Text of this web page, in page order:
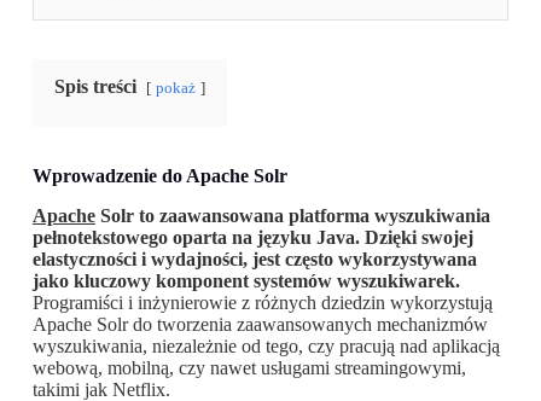
Spis treści pokaż
Wprowadzenie do Apache Solr
ApacheSolr to zaawansowana platforma wyszukiwania
pełnotekstowego oparta na języku Java. Dzięki swojej
elastyczności i wydajności, jest często wykorzystywana
jako kluczowy komponent systemów wyszukiwarek.
Programiści i inżynierowie z różnych dziedzin wykorzystują
Apache Solr do tworzenia zaawansowanych mechanizmów
wyszukiwania, niezależnie od tego, czy pracują nad aplikacją
webową, mobilną, czy nawet usługami streamingowymi,
takimi jak Netflix.